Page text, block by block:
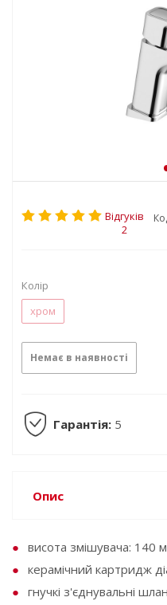
Відгуків
2
Колір
хром
Немає в наявності
Гарантія: 5
Опис
висота змішувача: 140
керамічний картридж
гнучкі з'єднувальні